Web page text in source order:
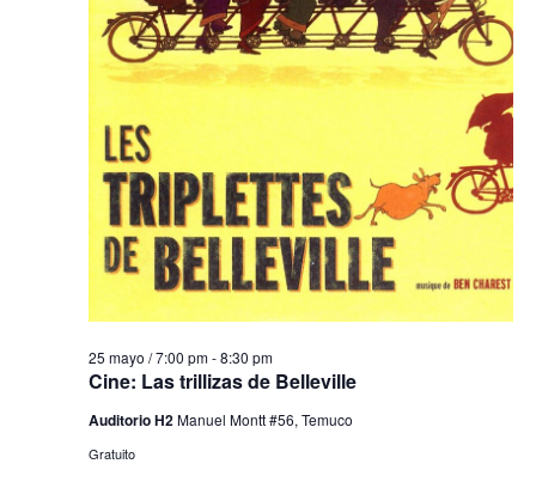
Cine: Las trillizas de Belleville
25 mayo / 7:00 pm-8:30 pm
Auditorio H2Manuel Montt #56, Temuco
Gratuito